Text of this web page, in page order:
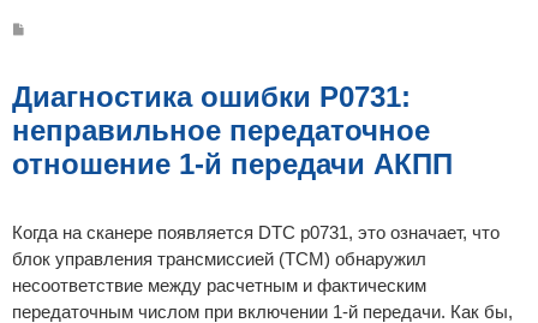
щ
н
и
е
Диагностика ошибки P0731:
неправильное передаточное
отношение 1-й передачи АКПП
Когда на сканере появляется DTC p0731, это означает, что
блок управления трансмиссией (TCM) обнаружил
несоответствие между расчетным и фактическим
передаточным числом при включении 1-й передачи. Как бы,